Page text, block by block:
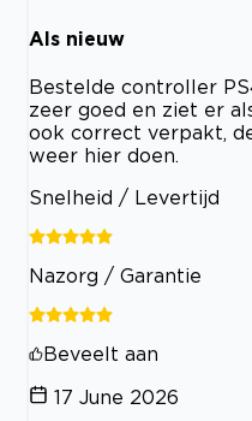
Als nieuw
Bestelde controller
zeer goed en ziet er
ook correct verpakt,
weer hier doen.
Snelheid / Levertijd
Nazorg / Garantie
Beveelt aan
17 June 2026